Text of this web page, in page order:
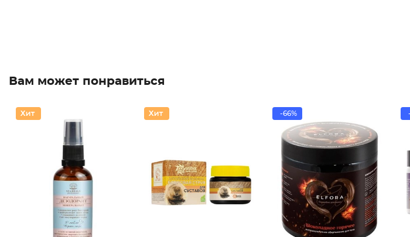
Вам может понравиться
-66%